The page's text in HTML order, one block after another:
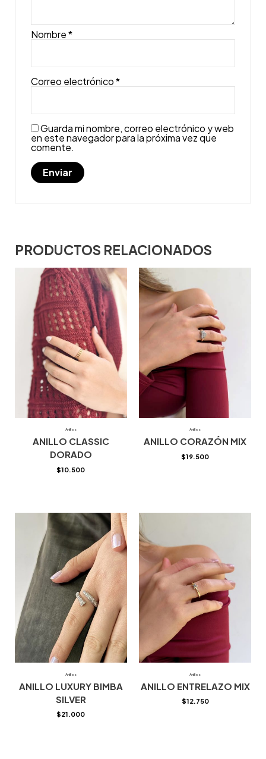
Nombre*
Correo electrónico*
Guarda mi nombre, correo electrónico y web
en este navegador para la próxima vez que
comente.
PRODUCTOS RELACIONADOS
Anillos
ANILLO CLASSIC
DORADO
$10.500
Anillos
ANILLO CORAZÓN MIX
$19.500
Anillos
ANILLO LUXURY BIMBA
SILVER
$21.000
Anillos
ANILLO ENTRELAZO MIX
$12.750